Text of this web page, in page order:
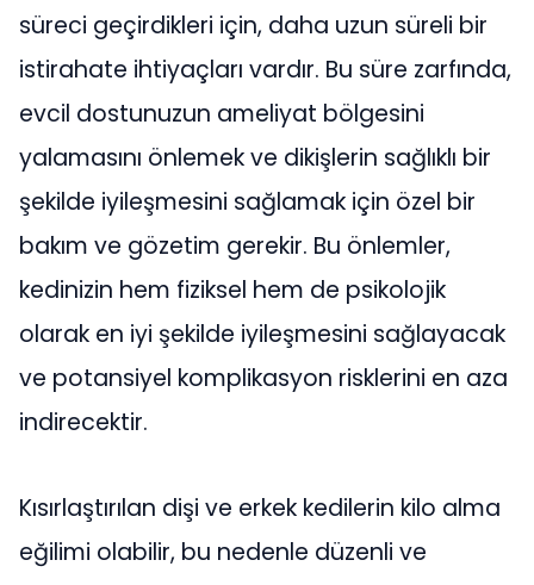
süreci geçirdikleri için, daha uzun süreli bir
istirahate ihtiyaçları vardır. Bu süre zarfında,
evcil dostunuzun ameliyat bölgesini
yalamasını önlemek ve dikişlerin sağlıklı bir
şekilde iyileşmesini sağlamak için özel bir
bakım ve gözetim gerekir. Bu önlemler,
kedinizin hem fiziksel hem de psikolojik
olarak en iyi şekilde iyileşmesini sağlayacak
ve potansiyel komplikasyon risklerini en aza
indirecektir.
Kısırlaştırılan dişi ve erkek kedilerin kilo alma
eğilimi olabilir, bu nedenle düzenli ve